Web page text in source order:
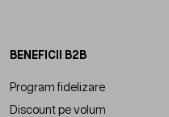
BENEFICII B2B
Program fidelizare
Discount pe volum